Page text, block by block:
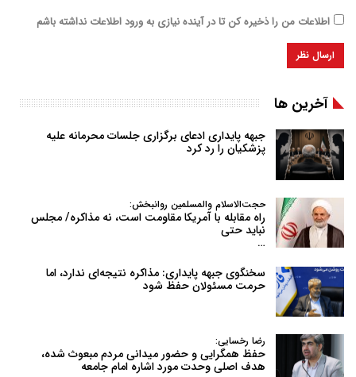
اطلاعات من را ذخیره کن تا در آینده نیازی به ورود اطلاعات نداشته باشم
آخرین ها
جبهه پایداری ادعای برگزاری جلسات محرمانه علیه
پزشکیان را رد کرد
حجت‌الاسلام والمسلمین روانبخش:
راه مقابله با آمریکا مقاومت است، نه مذاکره/ مجلس
نباید حتی
…
سخنگوی جبهه پایداری: مذاکره نتیجه‌ای ندارد، اما
حرمت مسئولان حفظ شود
رضا رخسایی:
حفظ همگرایی و حضور میدانی مردم مبعوث شده،
هدف اصلی وحدت مورد اشاره امام جامعه